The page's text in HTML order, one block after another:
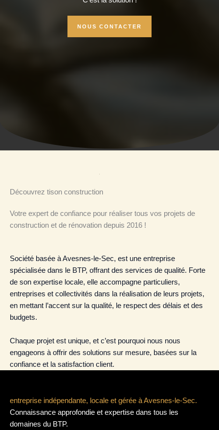
NOUS CONTACTER
Découvrez tison construction
Votre expert de confiance pour réaliser tous vos projets de
construction et de rénovation depuis 2016 !
Société basée à Avesnes-le-Sec, est une entreprise
spécialisée dans le BTP, offrant des services de qualité. Forte
de son expertise locale, elle accompagne particuliers,
entreprises et collectivités dans la réalisation de leurs projets,
en mettant l’accent sur la qualité, le respect des délais et des
budgets.
Chaque projet est unique, et c’est pourquoi nous nous
engageons à offrir des solutions sur mesure, basées sur la
confiance et la satisfaction client.
entreprise indépendante, locale et gérée à Avesnes-le-Sec.
Connaissance approfondie et expertise dans tous les
domaines du BTP.